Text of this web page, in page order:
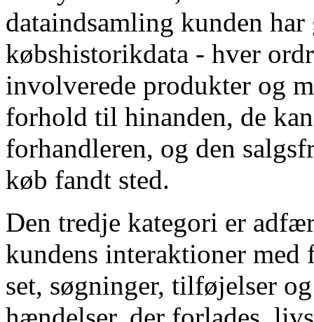
dataindsamling kunden
købshistorikdata - hver
involverede produkter og
forhold til hinanden, de
forhandleren, og den
køb fandt sted.
Den tredje kategori er
kundens interaktioner med
set, søgninger, tilføjelser